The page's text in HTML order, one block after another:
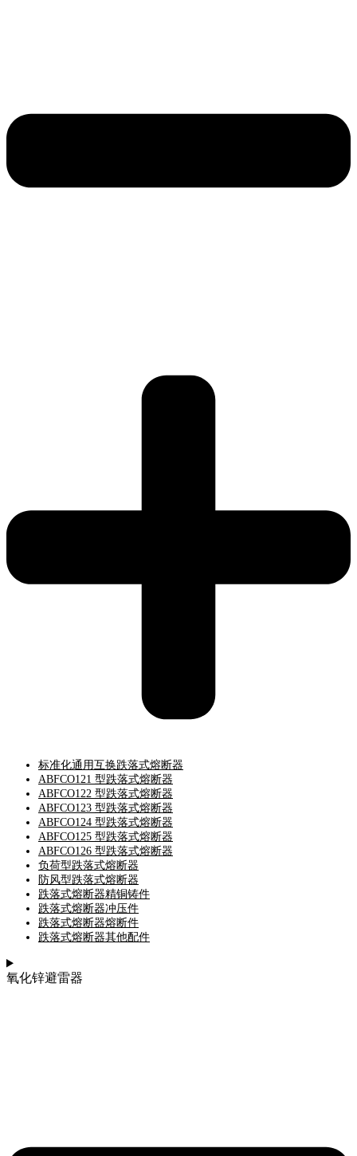
标准化通用互换跌落式熔断器
ABFCO121 型跌落式熔断器
ABFCO122 型跌落式熔断器
ABFCO123 型跌落式熔断器
ABFCO124 型跌落式熔断器
ABFCO125 型跌落式熔断器
ABFCO126 型跌落式熔断器
负荷型跌落式熔断器
防风型跌落式熔断器
跌落式熔断器精铜铸件
跌落式熔断器冲压件
跌落式熔断器熔断件
跌落式熔断器其他配件
氧化锌避雷器